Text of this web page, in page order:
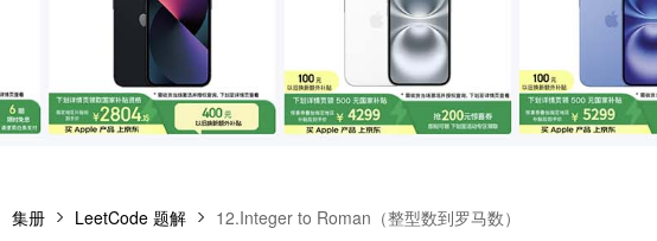
集册 LeetCode 题解 12.Integer to Roman（整型数到罗马数）